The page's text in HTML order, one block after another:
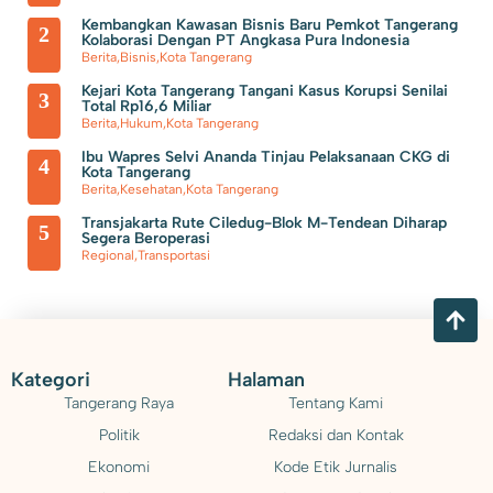
Pemkab Tangerang Berencana Buka TPS3R di Tigaraksa
2
Kembangkan Kawasan Bisnis Baru Pemkot Tangerang
Kolaborasi Dengan PT Angkasa Pura Indonesia
Berita,Bisnis,Kota Tangerang
3
Kejari Kota Tangerang Tangani Kasus Korupsi Senilai
Total Rp16,6 Miliar
Berita,Hukum,Kota Tangerang
4
Ibu Wapres Selvi Ananda Tinjau Pelaksanaan CKG di
Kota Tangerang
Berita,Kesehatan,Kota Tangerang
5
Transjakarta Rute Ciledug-Blok M-Tendean Diharap
Segera Beroperasi
Regional,Transportasi
Kategori
Tangerang Raya
Politik
Ekonomi
Halaman
Tentang Kami
Redaksi dan Kontak
Kode Etik Jurnalis